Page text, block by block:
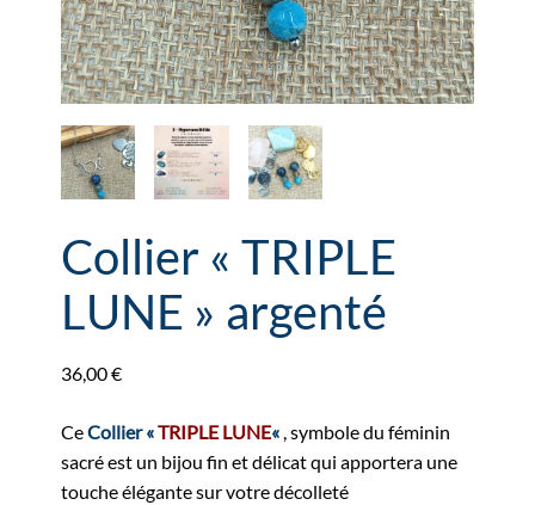
Collier « TRIPLE
LUNE » argenté
36,00€
CeCollier «TRIPLE LUNE« , symbole du féminin
sacré est un bijou fin et délicat qui apportera une
touche élégante sur votre décolleté